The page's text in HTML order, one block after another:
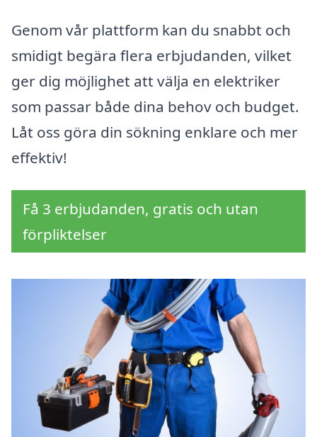
Genom vår plattform kan du snabbt och
smidigt begära flera erbjudanden, vilket
ger dig möjlighet att välja en elektriker
som passar både dina behov och budget.
Låt oss göra din sökning enklare och mer
effektiv!
Få 3 erbjudanden, gratis och utan
förpliktelser